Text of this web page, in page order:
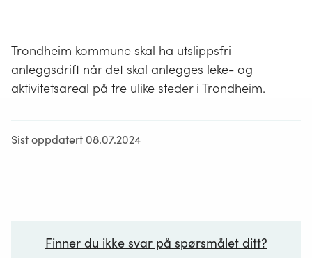
Trondheim kommune skal ha utslippsfri
anleggsdrift når det skal anlegges leke- og
aktivitetsareal på tre ulike steder i Trondheim.
Sist oppdatert 08.07.2024
Finner du ikke svar på spørsmålet ditt?